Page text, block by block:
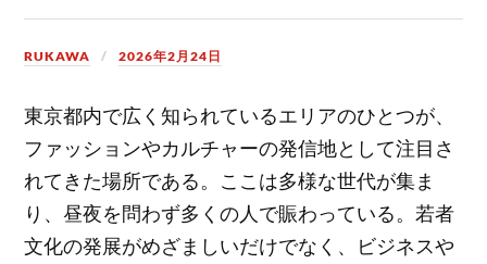
RUKAWA 2026年2月24日
東京都内で広く知られているエリアのひとつが、
ファッションやカルチャーの発信地として注目さ
れてきた場所である。 ここは多様な世代が集ま
り、昼夜を問わず多くの人で賑わっている。若者
文化の発展がめざましいだけでなく、ビジネスや